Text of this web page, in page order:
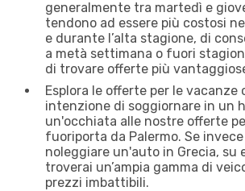
generalmente tra martedì e
tendono ad essere più costosi
e durante l’alta stagione, di
a metà settimana o fuori
di trovare offerte più
Esplora le offerte per le vacanze
intenzione di soggiornare in un
un'occhiata alle nostre offerte
fuoriporta da Palermo. Se
noleggiare un'auto in Grecia, su
troverai un’ampia gamma di
prezzi imbattibili.